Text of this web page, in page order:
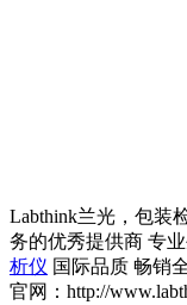
Labthink兰光，包装
务的优秀提供商 专
析仪 国际品质 畅销
官网：http://